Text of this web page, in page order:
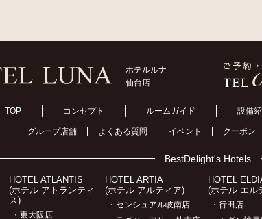
ホテルルナ
仙台店
TOP コンセプト ルームガイド 設備
グループ店舗 よくある質問 イベント クーポン
BestDelight's Hotels
HOTEL ATLANTIS
(ホテル アトランティ
ス)
・東大阪店
HOTEL ARTIA
(ホテル アルティア)
・センシュアル岐南店
HOTEL
(ホテル エル
・行田店